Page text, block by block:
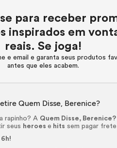
para receber
inspirados em
reais. Se joga!
e email e garanta seus produtos
antes que eles acabem.
Quem Disse, Berenice?
rapinho? A Quem Disse, Berenice?
seus heroese hits sem pagar